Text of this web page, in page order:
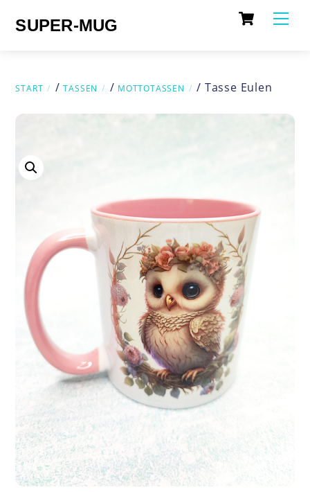
Cart
SUPER-MUG
START /TASSEN / MOTTOTASSEN / Tasse Eulen